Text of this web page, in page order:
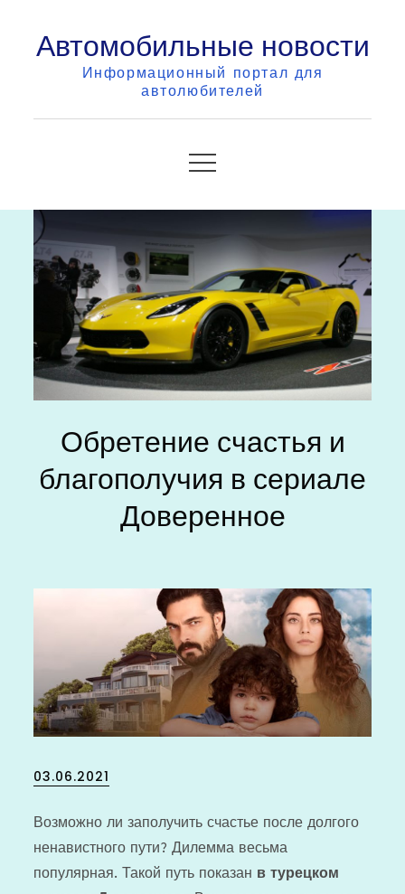
contentАвтомобильные новости
Информационный портал для
автолюбителей
Обретение счастья и
благополучия в сериале
Доверенное
Posted
03.06.2021
Возможно ли заполучить счастье после долгого
ненавистного пути? Дилемма весьма
популярная. Такой путь показан в турецком